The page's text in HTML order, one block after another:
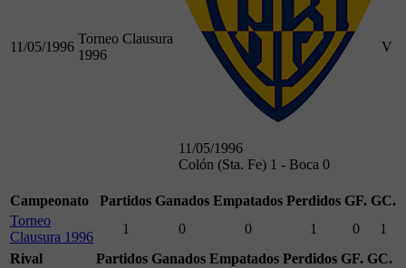
11/05/1996
Torneo Clausura
1996
11/05/1996
Colón (Sta. Fe) 1 - Boca 0
V
Campeonato Partidos Ganados Empatados Perdidos GF. GC.
Torneo
Clausura 1996
1 0 0 1 0
1
Rival
Partidos Ganados Empatados Perdidos GF. GC.